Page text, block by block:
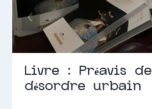
Livre : Préavis de
désordre urbain